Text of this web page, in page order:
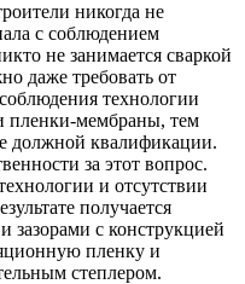
никогда не
с соблюдением
не занимается сваркой
даже требовать от
технологии
пленки-мембраны, тем
должной квалификации.
за этот вопрос.
и отсутствии
получается
зазорами с конструкцией
пленку и
степлером.